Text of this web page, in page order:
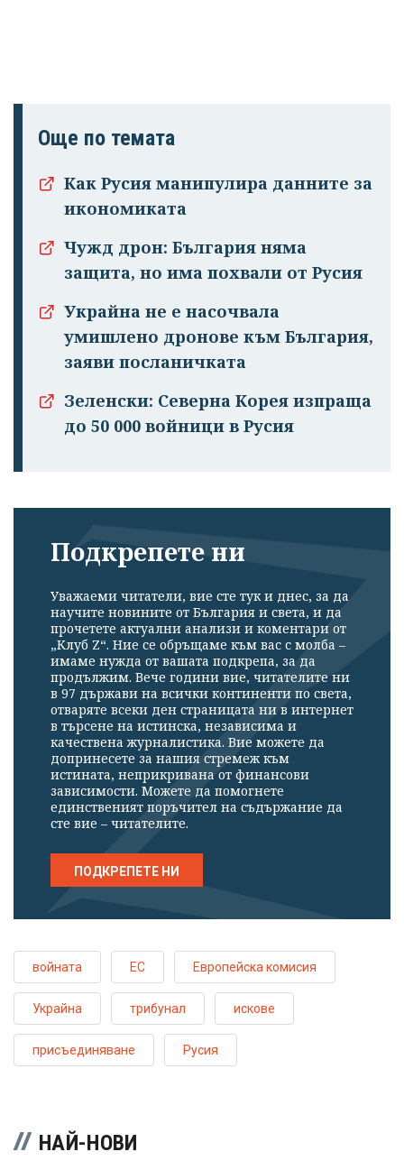
Още по темата
Как Русия манипулира данните за
икономиката
Чужд дрон: България няма
защита, но има похвали от Русия
Украйна не е насочвала
умишлено дронове към България,
заяви посланичката
Зеленски: Северна Корея изпраща
до 50 000 войници в Русия
Подкрепете ни
Уважаеми читатели, вие сте тук и днес, за да
научите новините от България и света, и да
прочетете актуални анализи и коментари от
„Клуб Z“. Ние се обръщаме към вас с молба –
имаме нужда от вашата подкрепа, за да
продължим. Вече години вие, читателите ни
в 97 държави на всички континенти по света,
отваряте всеки ден страницата ни в интернет
в търсене на истинска, независима и
качествена журналистика. Вие можете да
допринесете за нашия стремеж към
истината, неприкривана от финансови
зависимости. Можете да помогнете
единственият поръчител на съдържание да
сте вие – читателите.
ПОДКРЕПЕТЕ НИ
войната ЕС Европейска комисия
Украйна трибунал искове
присъединяване Русия
НАЙ-НОВИ